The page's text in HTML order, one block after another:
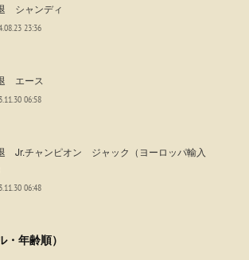
シャンディ
23:36
エース
06:58
Jr.チャンピオン ジャック（ヨーロッパ輸入
06:48
年齢順）